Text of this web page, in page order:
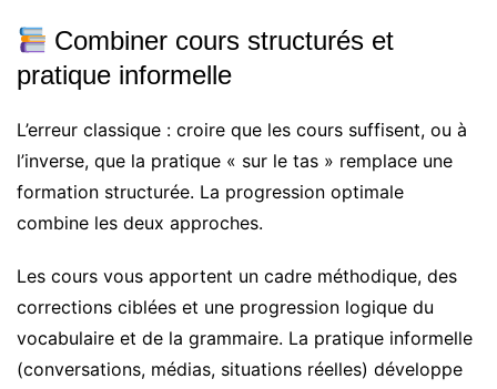
Combiner cours structurés et
pratique informelle
L’erreur classique : croire que les cours suffisent, ou à
l’inverse, que la pratique « sur le tas » remplace une
formation structurée. La progression optimale
combine les deux approches.
Les cours vous apportent un cadre méthodique, des
corrections ciblées et une progression logique du
vocabulaire et de la grammaire. La pratique informelle
(conversations, médias, situations réelles) développe